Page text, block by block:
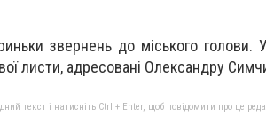
звернень до міського
листи, адресовані Олександру
текст і натисніть Ctrl + Enter, щоб повідомити про це